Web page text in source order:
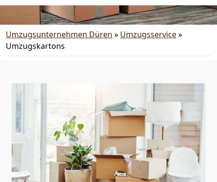
Umzugsunternehmen Düren » Umzugsservice»
Umzugskartons